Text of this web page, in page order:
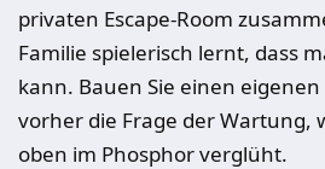
privaten Escape-Room
Familie spielerisch lernt, dass
kann. Bauen Sie einen
vorher die Frage der Wartung,
oben im Phosphor verglüht.